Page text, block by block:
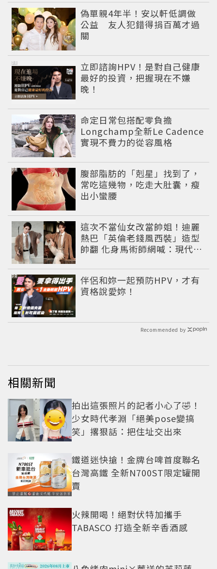
偽單親4年半！安以軒低調做
公益 友人犯錯得捐百萬才過
關
立即諮詢HPV！是對自己健康
最好的投資，把握現在不嫌
晚！
PR
命定日常包搭配零負擔
Longchamp全新Le Cadence
實現不費力的從容風格
腹部脂肪的「剋星」找到了，
常吃這幾物，吃走大肚囊，瘦
出小蠻腰
PR
這次不當仙女改當帥姐！迪麗
熱巴「英倫老錢風西裝」造型
帥翻 化身馬術師網喊：現代版
伴侶和妳一起預防HPV，才有
資格說愛妳！
PR
Recommended by
相關新聞
拍出這張照片的記者小心了🤣！
少女時代孝淵「絕美pose變搞
笑」撂狠話：把住址交出來
鐵道迷快搶！金牌台啤首度聯名
台灣高鐵 全新N700ST限定罐開
賣
火辣開喝！絕對伏特加攜手
TABASCO 打造全新辛香酒感